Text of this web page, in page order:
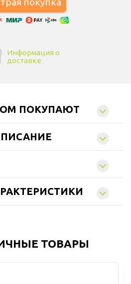
Информация о
доставке
ПОКУПАЮТ
ТОВАРЫ